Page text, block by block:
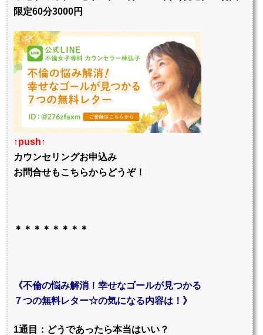
限定60分3000円
↑push↑
カウンセリングお申込み
お問合せもこちらからどうぞ！
＊＊＊＊＊＊＊＊
《不倫の悩み解消！幸せなゴールが見つかる
７つの無料レター☆の気になる内容は！》
1通目：どうであったら本当はいい？